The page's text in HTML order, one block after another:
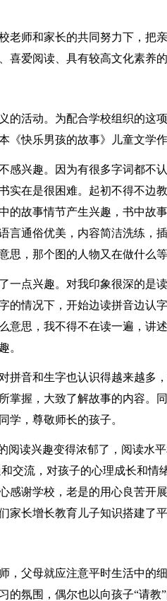
老师和家长的共同努力下，把
喜爱阅读、具有较高文化素养的
的活动。为配合学校组织的这
《快乐男孩的故事》儿童文学作
感兴趣。因为有很多字词都不
实在是很困难。起初不得不边
的故事情节产生兴趣，书中故
言通俗优美，内容简洁洗练，
思，那个图的人物又在做什么等
一点兴趣。对我印象很深的是
的情况下，开始边读拼音边认
意思，我不得不在读一遍，讲
。
拼音和生字也认识得越来越多
掌握，大致了解故事的内容。
学，尊敬师长的孩子。
阅读兴趣变得浓郁了，阅读水
交流，对孩子的心理成长和情
感谢学校，老是的用心良苦开
家长增长教育儿子知识搭建了平
，父母就应注意平时生活中的
的氛围，偶尔也以向孩子“请教